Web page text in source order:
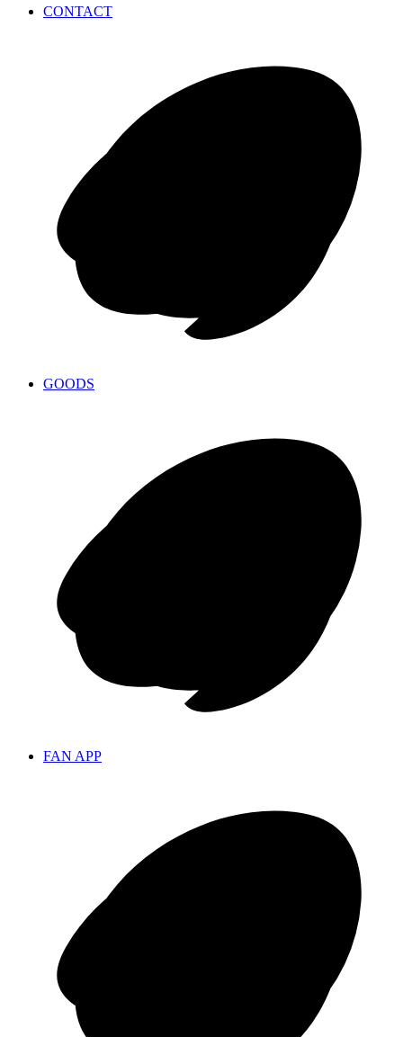
CONTACT
GOODS
FAN APP